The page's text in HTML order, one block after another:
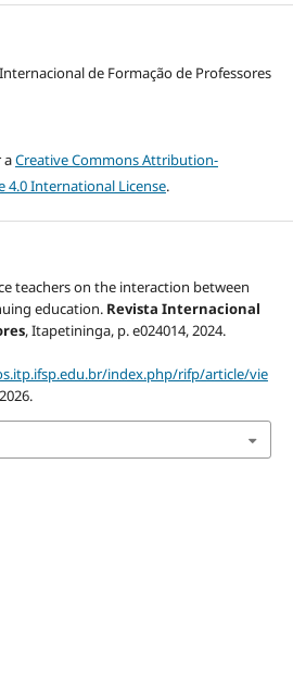
de Formação de Professores
aCreative Commons Attribution-
4.0 International License.
teachers on the interaction between
education. Revista Internacional
, Itapetininga, p. e024014, 2024.
index.php/rifp/article/vie